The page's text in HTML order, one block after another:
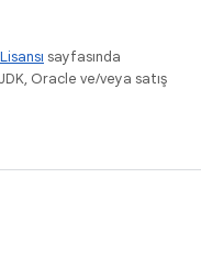
sayfasında
Oracle ve/veya satış